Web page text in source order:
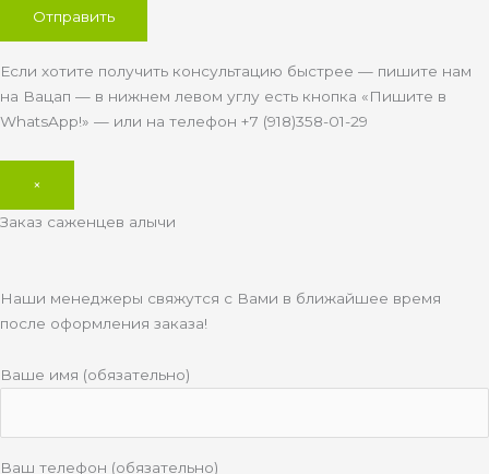
Если хотите получить консультацию быстрее — пишите нам
на Вацап — в нижнем левом углу есть кнопка «Пишите в
WhatsApp!» — или на телефон +7 (918)358-01-29
×
Заказ саженцев алычи
Наши менеджеры свяжутся с Вами в ближайшее время
после оформления заказа!
Ваше имя (обязательно)
Ваш телефон (обязательно)